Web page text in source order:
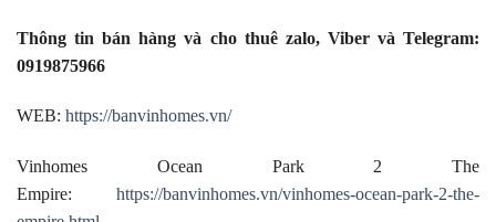
Thông tin bán hàng và cho thuê zalo, Viber và Telegram:
0919875966
WEB: https://banvinhomes.vn/
Vinhomes Ocean Park 2 The
Empire: https://banvinhomes.vn/vinhomes-ocean-park-2-the-